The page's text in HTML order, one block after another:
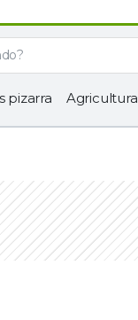
pizarra Agricultura